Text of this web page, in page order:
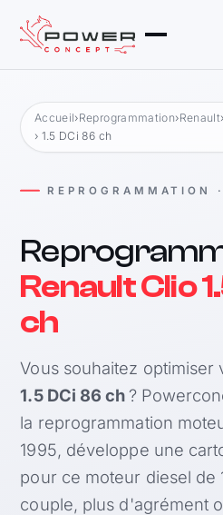
Accueil›Reprogrammation›Renault›
› 1.5 DCi 86 ch
REPROGRAMMATION
Renault Clio
ch
Vous souhaitez optimiser
1.5 DCi 86 ch?
la reprogrammation
1995, développe une
pour ce moteur diesel de
couple, plus d'agrément